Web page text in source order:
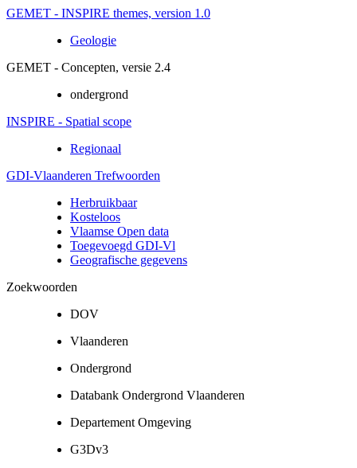
GEMET - INSPIRE themes, version 1.0
Geologie
GEMET - Concepten, versie 2.4
ondergrond
INSPIRE - Spatial scope
Regionaal
GDI-Vlaanderen Trefwoorden
Herbruikbaar
Kosteloos
Vlaamse Open data
Toegevoegd GDI-Vl
Geografische gegevens
Zoekwoorden
DOV
Vlaanderen
Ondergrond
Databank Ondergrond Vlaanderen
Departement Omgeving
G3Dv3